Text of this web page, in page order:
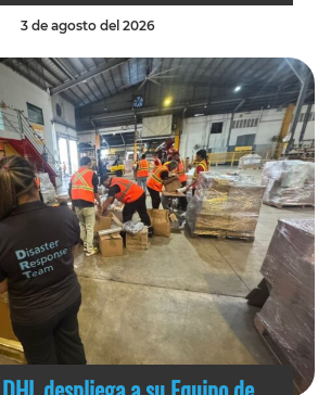
3 de agosto del 2026